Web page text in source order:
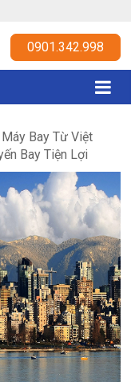
0901.342.998
Bay Từ Việt
Bay Tiện Lợi